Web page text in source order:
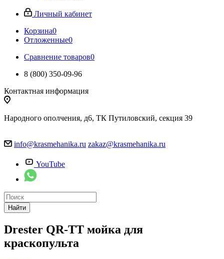
Личный кабинет
Корзина0
Отложенные0
Сравнение товаров0
8 (800) 350-09-96
Контактная информация
Народного ополчения, д6, ТК Путиловский, секция 39
info@krasmehanika.ru zakaz@krasmehanika.ru
YouTube
Найти
Drester QR-TT мойка для
краскопульта